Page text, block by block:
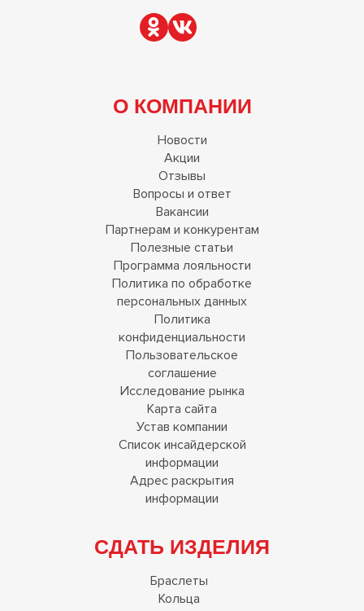
О КОМПАНИИ
Новости
Акции
Отзывы
Вопросы и ответ
Вакансии
Партнерам и конкурентам
Полезные статьи
Программа лояльности
Политика по обработке
персональных данных
Политика
конфиденциальности
Пользовательское
соглашение
Исследование рынка
Карта сайта
Устав компании
Список инсайдерской
информации
Адрес раскрытия
информации
СДАТЬ ИЗДЕЛИЯ
Браслеты
Кольца